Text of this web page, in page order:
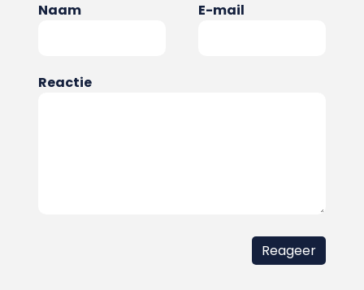
Naam E-mail
Reactie